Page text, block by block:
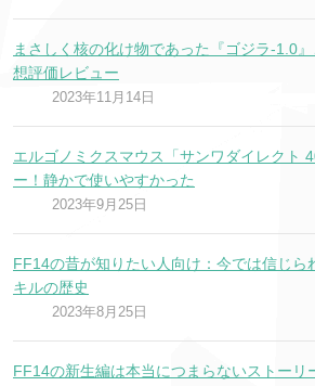
まさしく核の化け物であった『ゴジラ-1.0
想評価レビュー
2023年11月14日
エルゴノミクスマウス「サンワダイレクト
ー！静かで使いやすかった
2023年9月25日
FF14の昔が知りたい人向け：今では信じら
キルの歴史
2023年8月25日
FF14の新生編は本当につまらないストーリ